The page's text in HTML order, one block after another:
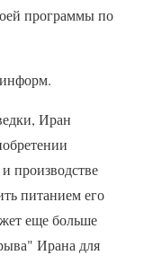
программы по
Иран
производстве
питанием его
еще больше
Ирана для